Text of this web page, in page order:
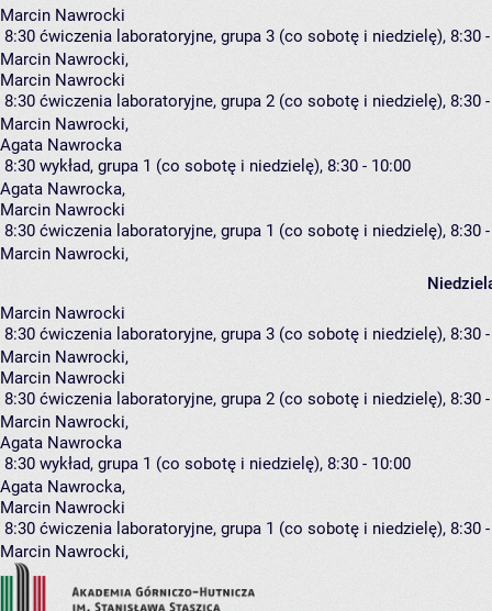
Marcin Nawrocki
8:30 ćwiczenia laboratoryjne, grupa 3 (co sobotę i niedzielę), 8:30
Marcin Nawrocki,
Marcin Nawrocki
8:30 ćwiczenia laboratoryjne, grupa 2 (co sobotę i niedzielę), 8:30
Marcin Nawrocki,
Agata Nawrocka
8:30 wykład, grupa 1 (co sobotę i niedzielę), 8:30 - 10:00
Agata Nawrocka,
Marcin Nawrocki
8:30 ćwiczenia laboratoryjne, grupa 1 (co sobotę i niedzielę), 8:30
Marcin Nawrocki,
Marcin Nawrocki
8:30 ćwiczenia laboratoryjne, grupa 3 (co sobotę i niedzielę), 8:30
Marcin Nawrocki,
Marcin Nawrocki
8:30 ćwiczenia laboratoryjne, grupa 2 (co sobotę i niedzielę), 8:30
Marcin Nawrocki,
Agata Nawrocka
8:30 wykład, grupa 1 (co sobotę i niedzielę), 8:30 - 10:00
Agata Nawrocka,
Marcin Nawrocki
8:30 ćwiczenia laboratoryjne, grupa 1 (co sobotę i niedzielę), 8:30
Marcin Nawrocki,